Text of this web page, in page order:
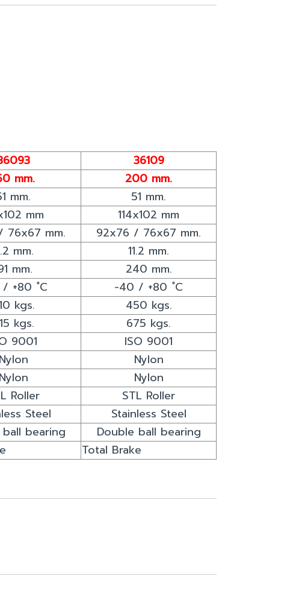
36109
mm.
200 mm.
mm.
51 mm.
mm
114x102 mm
76x67 mm.
92x76 / 76x67 mm.
mm.
11.2 mm.
mm.
240 mm.
+80 ํC
-40 / +80 ํC
kgs.
450 kgs.
kgs.
675 kgs.
9001
ISO 9001
Nylon
Nylon
Nylon
Nylon
Roller
STL Roller
Steel
Stainless Steel
bearing
Double ball bearing
Total Brake